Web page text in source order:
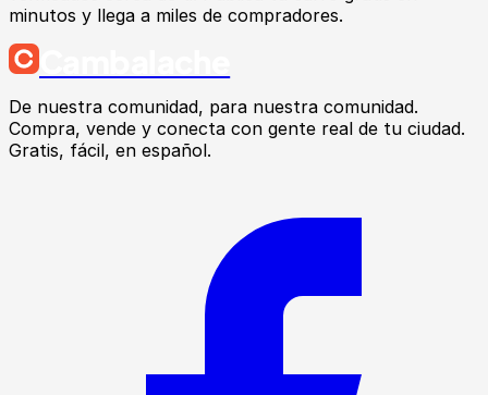
minutos y llega a miles de compradores.
De nuestra comunidad, para nuestra comunidad.
Compra, vende y conecta con gente real de tu ciudad.
Gratis, fácil, en español.